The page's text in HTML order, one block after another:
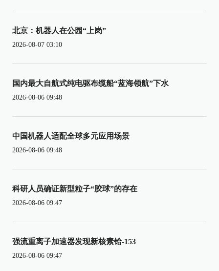
北京：机器人在公园“上岗”
2026-08-07 03:10
国内最大自航式纯电驱布缆船“蓝海领航”下水
2026-08-06 09:48
中国机器人适配全球多元应用场景
2026-08-06 09:48
科研人员确证新型粒子“胶球”的存在
2026-08-06 09:47
强流重离子加速器发现新核素铪-153
2026-08-06 09:47